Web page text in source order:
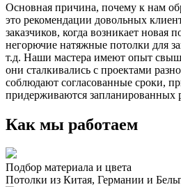
Основная причина, почему к нам
это рекомендации довольных
заказчиков, когда возникает новая
негорючие натяжные потолки для
т.д. Наши мастера имеют опыт
они сталкивались с проектами
соблюдают согласованные сроки,
придерживаются запланированных
Как мы работаем
Подбор материала и цвета
Потолки из Китая, Германии и